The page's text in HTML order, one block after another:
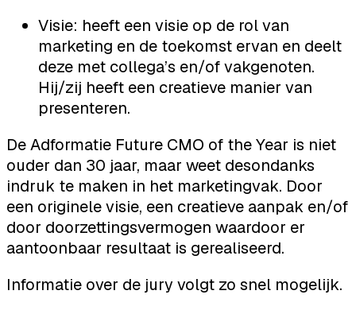
Visie: heeft een visie op de rol van
marketing en de toekomst ervan en deelt
deze met collega’s en/of vakgenoten.
Hij/zij heeft een creatieve manier van
presenteren.
De Adformatie Future CMO of the Year is niet
ouder dan 30 jaar, maar weet desondanks
indruk te maken in het marketingvak. Door
een originele visie, een creatieve aanpak en/of
door doorzettingsvermogen waardoor er
aantoonbaar resultaat is gerealiseerd.
Informatie over de jury volgt zo snel mogelijk.